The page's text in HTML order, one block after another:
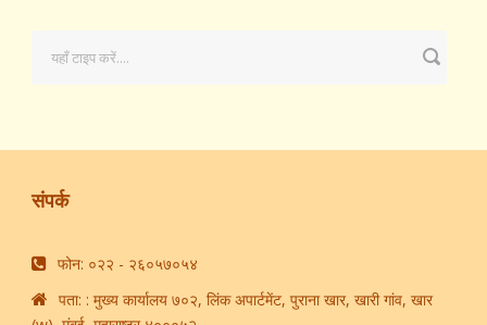
संपर्क
फोन: ​०२२ - २६०५७०५४​
पता: : मुख्य कार्यालय ७०२, लिंक अपार्टमेंट, पुराना खार, खारी गांव, खार